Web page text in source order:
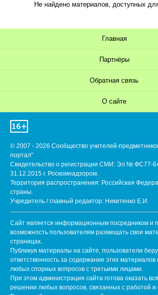
Не найдено материалов, доступных
Главная
Партнёры
Обратная связь
О сайте
© 2007 - 2026 Сообщество учителей-
портал"
Свидетельство о регистрации СМИ: Эл № ФС77-
31.12.2015 г. Роскомнадзором.
Территория распространения: Российская
страны.
Учредитель / главный редактор: Никитенко Е.И.
Сайт является информационным посредником и
возможность пользователям размещать свои
страницах.
Публикуя материалы на сайте, пользователи
ответственность за содержание этих
любых спорных вопросов с третьими лицами.
При этом администрация сайта готова оказать
решении любых вопросов, связанных с работой